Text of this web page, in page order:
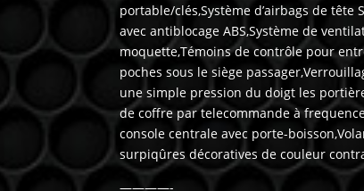
portable/clés,Système d’airbags de
avec antiblocage ABS,Système de
moquette,Témoins de contrôle pour
poches sous le siège
une simple pression du doigt les
de coffre par telecommande à
console centrale avec porte-
surpiqûres décoratives de couleur
————-